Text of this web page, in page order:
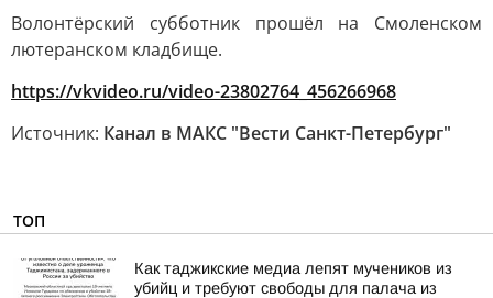
Волонтёрский субботник прошёл на Смоленском
лютеранском кладбище.
https://vkvideo.ru/video-23802764_456266968
Источник: Канал в МАКС "Вести Санкт-Петербург"
ТОП
Как таджикские медиа лепят мучеников из
убийц и требуют свободы для палача из